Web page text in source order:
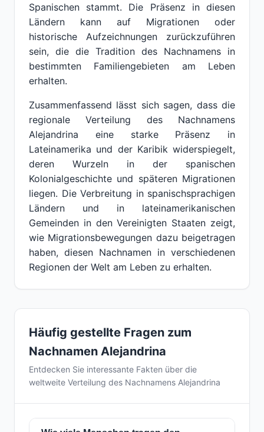
Spanischen stammt. Die Präsenz in diesen
Ländern kann auf Migrationen oder
historische Aufzeichnungen zurückzuführen
sein, die die Tradition des Nachnamens in
bestimmten Familiengebieten am Leben
erhalten.
Zusammenfassend lässt sich sagen, dass die
regionale Verteilung des Nachnamens
Alejandrina eine starke Präsenz in
Lateinamerika und der Karibik widerspiegelt,
deren Wurzeln in der spanischen
Kolonialgeschichte und späteren Migrationen
liegen. Die Verbreitung in spanischsprachigen
Ländern und in lateinamerikanischen
Gemeinden in den Vereinigten Staaten zeigt,
wie Migrationsbewegungen dazu beigetragen
haben, diesen Nachnamen in verschiedenen
Regionen der Welt am Leben zu erhalten.
Häufig gestellte Fragen zum
Nachnamen Alejandrina
Entdecken Sie interessante Fakten über die
weltweite Verteilung des Nachnamens Alejandrina